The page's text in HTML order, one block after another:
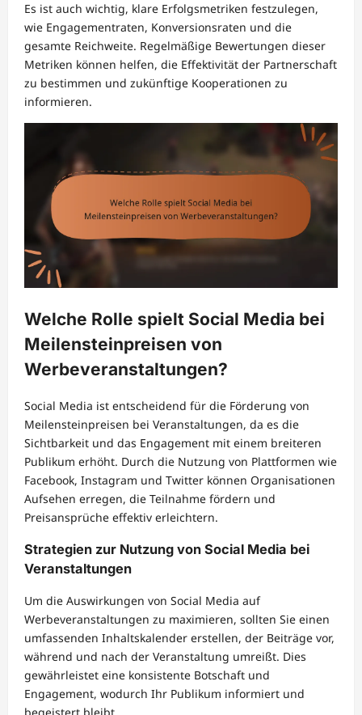
Es ist auch wichtig, klare Erfolgsmetriken festzulegen,
wie Engagementraten, Konversionsraten und die
gesamte Reichweite. Regelmäßige Bewertungen dieser
Metriken können helfen, die Effektivität der Partnerschaft
zu bestimmen und zukünftige Kooperationen zu
informieren.
Welche Rolle spielt Social Media bei
Meilensteinpreisen von
Werbeveranstaltungen?
Social Media ist entscheidend für die Förderung von
Meilensteinpreisen bei Veranstaltungen, da es die
Sichtbarkeit und das Engagement mit einem breiteren
Publikum erhöht. Durch die Nutzung von Plattformen wie
Facebook, Instagram und Twitter können Organisationen
Aufsehen erregen, die Teilnahme fördern und
Preisansprüche effektiv erleichtern.
Strategien zur Nutzung von Social Media bei
Veranstaltungen
Um die Auswirkungen von Social Media auf
Werbeveranstaltungen zu maximieren, sollten Sie einen
umfassenden Inhaltskalender erstellen, der Beiträge vor,
während und nach der Veranstaltung umreißt. Dies
gewährleistet eine konsistente Botschaft und
Engagement, wodurch Ihr Publikum informiert und